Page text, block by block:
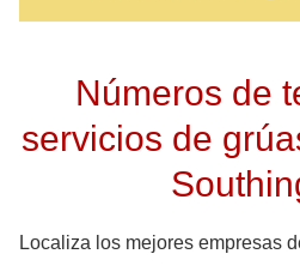
Números de
servicios de
Localiza los mejores empresas